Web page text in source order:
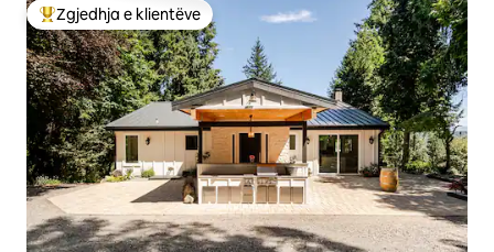
Më të mirat e zgjedhjeve të klientëve
Zgjedhja e klientëve